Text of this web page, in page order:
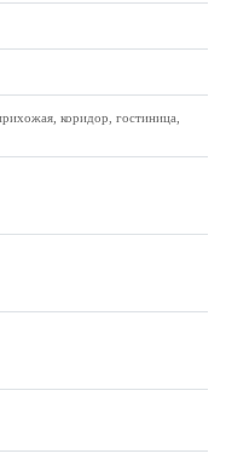
коридор, гостиница,